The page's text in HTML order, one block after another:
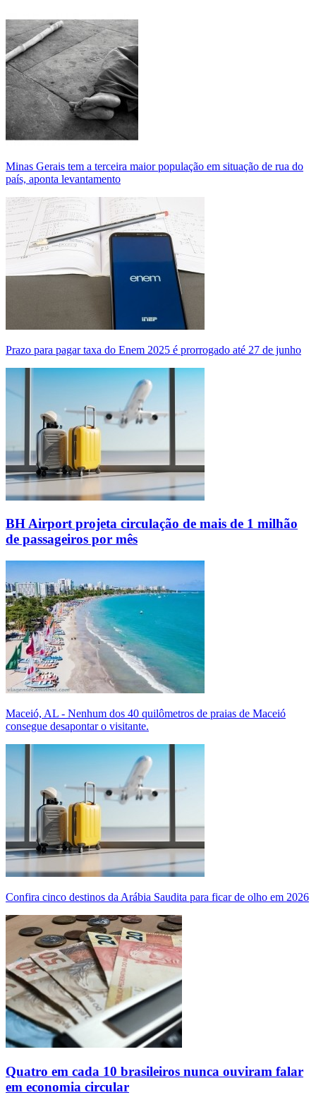
Minas Gerais tem a terceira maior população em situação de rua do
país, aponta levantamento
Prazo para pagar taxa do Enem 2025 é prorrogado até 27 de junho
BH Airport projeta circulação de mais de 1 milhão
de passageiros por mês
Maceió, AL - Nenhum dos 40 quilômetros de praias de Maceió
consegue desapontar o visitante.
Confira cinco destinos da Arábia Saudita para ficar de olho em 2026
Quatro em cada 10 brasileiros nunca ouviram falar
em economia circular